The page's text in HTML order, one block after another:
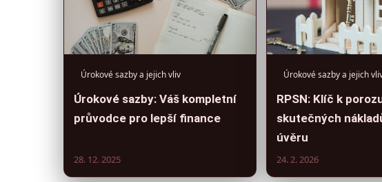
Úrokové sazby a jejich vliv
Úrokové sazby: Váš kompletní
průvodce pro lepší finance
28. 12. 2025
Úrokové sazby a jejich
RPSN: Klíč k
skutečných
úvěru
24. 2. 2026